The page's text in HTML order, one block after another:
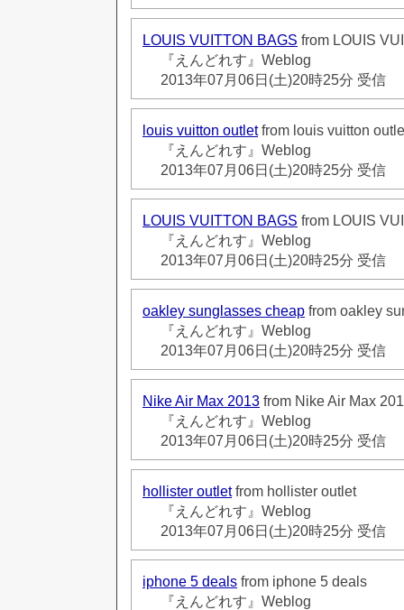
LOUIS VUITTON BAGS from LOUIS
『えんどれす』Weblog
2013年07月06日(土)20時25分 受信
louis vuitton outletfrom louis vuitton
『えんどれす』Weblog
2013年07月06日(土)20時25分 受信
LOUIS VUITTON BAGS from LOUIS
『えんどれす』Weblog
2013年07月06日(土)20時25分 受信
oakley sunglasses cheap from oakley
『えんどれす』Weblog
2013年07月06日(土)20時25分 受信
Nike Air Max 2013 from Nike Air Max
『えんどれす』Weblog
2013年07月06日(土)20時25分 受信
hollister outletfrom hollister outlet
『えんどれす』Weblog
2013年07月06日(土)20時25分 受信
iphone 5 deals from iphone 5 deals
『えんどれす』Weblog